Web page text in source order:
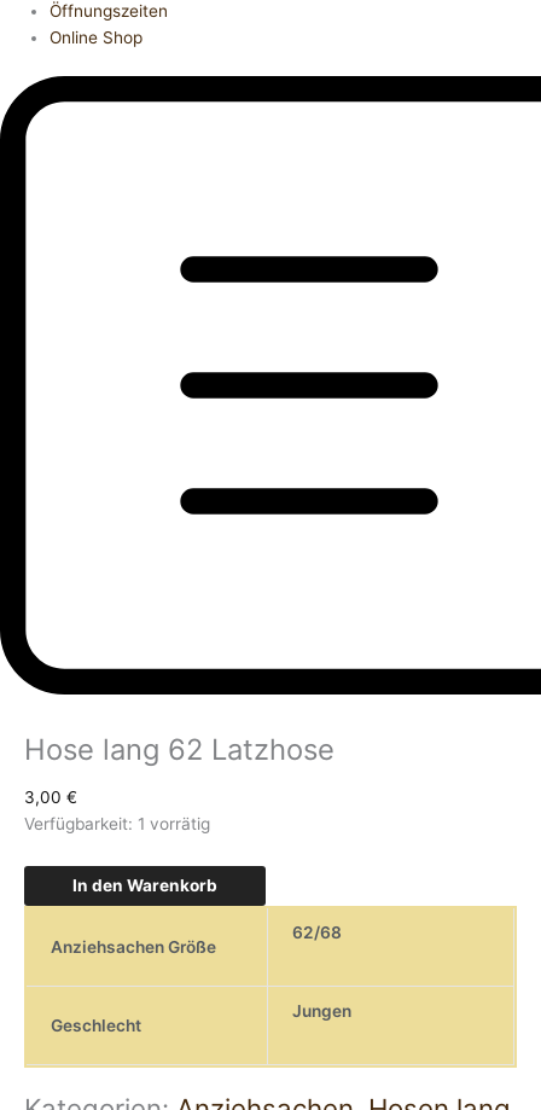
Öffnungszeiten
Online Shop
Hose lang 62 Latzhose
3,00 €
Verfügbarkeit: 1 vorrätig
In den Warenkorb
Anziehsachen Größe
62/68
Geschlecht
Jungen